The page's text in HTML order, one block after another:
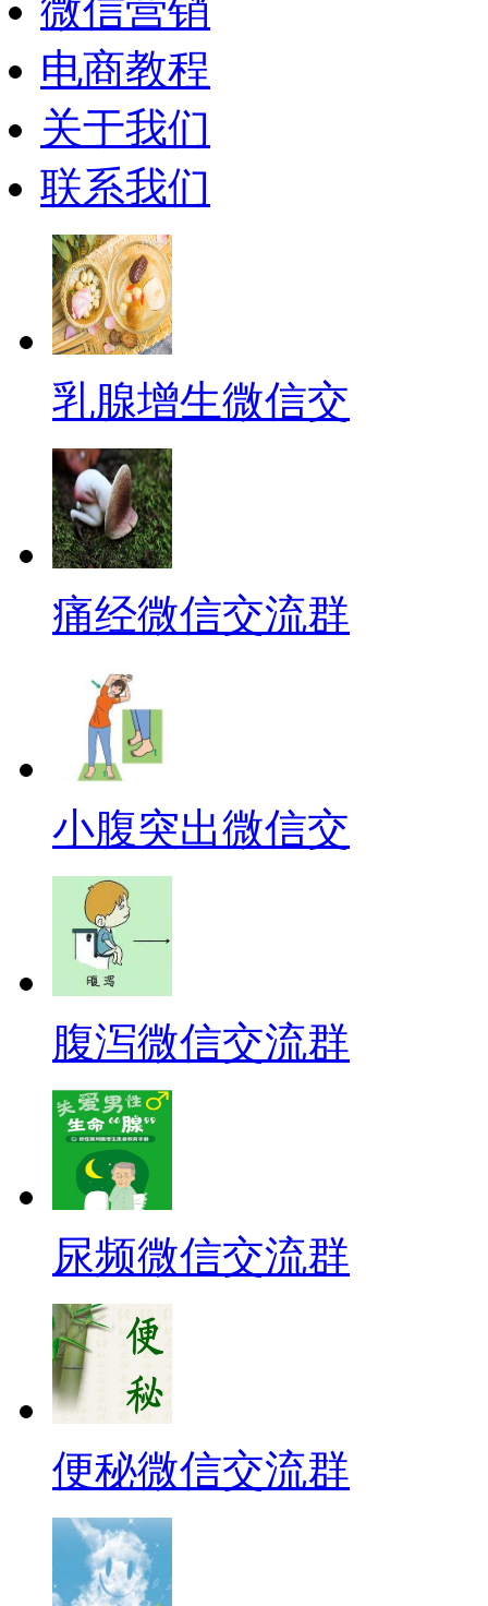
微信营销
电商教程
关于我们
联系我们
乳腺增生微信交
痛经微信交流群
小腹突出微信交
腹泻微信交流群
尿频微信交流群
便秘微信交流群